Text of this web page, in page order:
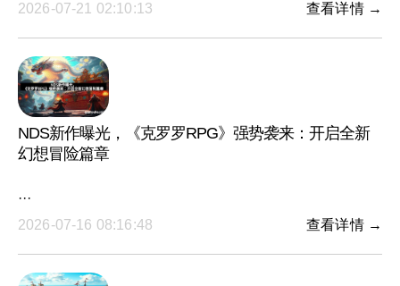
2026-07-21 02:10:13
查看详情 →
NDS新作曝光，《克罗罗RPG》强势袭来：开启全新
幻想冒险篇章
···
2026-07-16 08:16:48
查看详情 →